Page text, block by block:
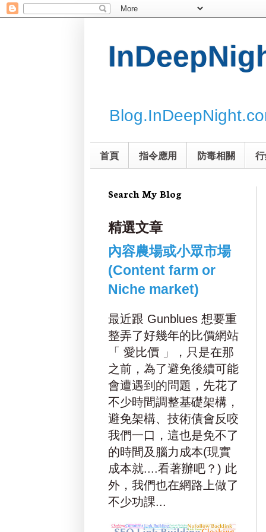
首頁 指令應用 防毒相關
Search My Blog
精選文章
內容農場或小眾市場
(Content farm or
Niche market)
最近跟 Gunblues 想要重
整弄了好幾年的比價網站
「 愛比價 」，只是在那
之前，為了避免後續可能
會遭遇到的問題，先花了
不少時間調整基礎架構，
避免架構、技術債會反咬
我們一口，這也是免不了
的時間及腦力成本(現實
成本就....看著辦吧？) 此
外，我們也在網路上做了
不少功課...